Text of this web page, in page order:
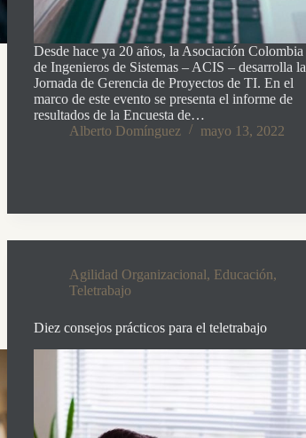
Desde hace ya 20 años, la Asociación Colombia
de Ingenieros de Sistemas – ACIS – desarrolla la
Jornada de Gerencia de Proyectos de TI. En el
marco de este evento se presenta el informe de
resultados de la Encuesta de…
Alberto Domínguez
mayo 13, 2022
Agilidad Organizacional, Educación,
Teletrabajo
Diez consejos prácticos para el teletrabajo